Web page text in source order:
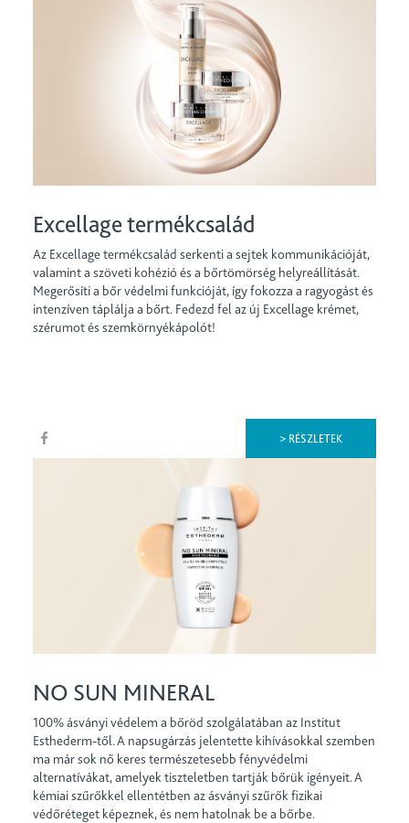
Excellage termékcsalád
Az Excellage termékcsalád serkenti a sejtek kommunikációját,
valamint a szöveti kohézió és a bőrtömörség helyreállítását.
Megerősíti a bőr védelmi funkcióját, így fokozza a ragyogást és
intenzíven táplálja a bőrt. Fedezd fel az új Excellage krémet,
szérumot és szemkörnyékápolót!
> RÉSZLETEK
NO SUN MINERAL
100% ásványi védelem a bőröd szolgálatában az Institut
Esthederm-től. A napsugárzás jelentette kihívásokkal szemben
ma már sok nő keres természetesebb fényvédelmi
alternatívákat, amelyek tiszteletben tartják bőrük igényeit. A
kémiai szűrőkkel ellentétben az ásványi szűrők fizikai
védőréteget képeznek, és nem hatolnak be a bőrbe.